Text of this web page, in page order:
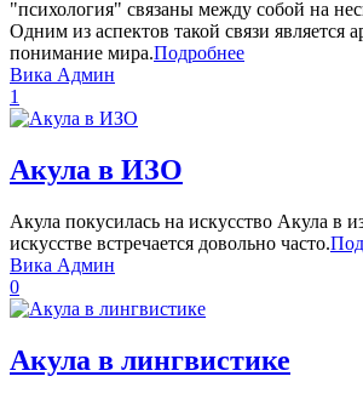
"психология" связаны между собой на
Одним из аспектов такой связи является
понимание мира.Подробнее
Вика Админ
1
Акула в ИЗО
Акула покусилась на искусство Акула в
искусстве встречается довольно часто.
Вика Админ
0
Акула в лингвистике